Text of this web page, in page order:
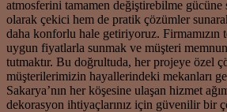
atmosferini tamamen değiştirebilme gücüne
olarak çekici hem de pratik çözümler
daha konforlu hale getiriyoruz. Firmamızın
uygun fiyatlarla sunmak ve müşteri
tutmaktır. Bu doğrultuda, her projeye özel
müşterilerimizin hayallerindeki mekanları
Sakarya’nın her köşesine ulaşan hizmet
dekorasyon ihtiyaçlarınız için güvenilir bir